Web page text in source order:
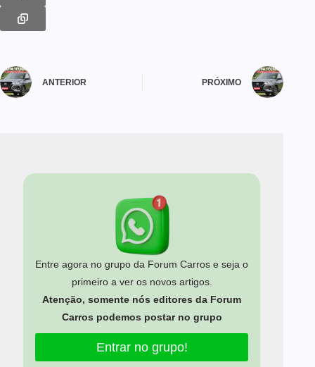
ANTERIOR PRÓXIMO
Entre agora no grupo da Forum Carros e seja o
primeiro a ver os novos artigos.
Atenção, somente nós editores da Forum
Carros podemos postar no grupo
Entrar no grupo!